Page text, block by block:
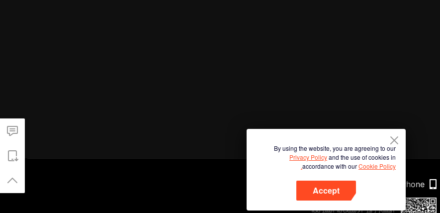
By using the website, you are agreeing to our
Privacy Policyand the use of cookies in
accordance with ourCookie Policy.
Accept
Phone
امسح رمز الاستجابة السريعة